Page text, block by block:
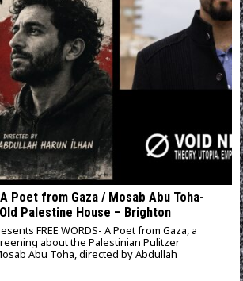
A Poet from Gaza / Mosab Abu Toha-
Old Palestine House – Brighton
FREE WORDS- A Poet from Gaza, a
about the Palestinian Pulitzer
Abu Toha, directed by Abdullah